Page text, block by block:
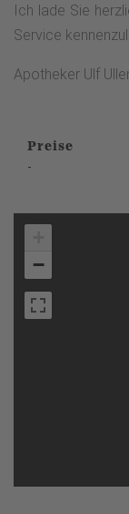
Ich lade Sie
Service
Apotheker Ulf
Preise
-
−